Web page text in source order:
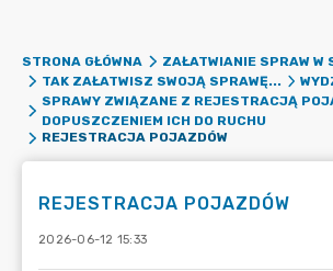
STRONA GŁÓWNA
ZAŁATWIANIE SPRAW W
TAK ZAŁATWISZ SWOJĄ SPRAWĘ...
SPRAWY ZWIĄZANE Z REJESTRACJĄ
DOPUSZCZENIEM ICH DO RUCHU
REJESTRACJA POJAZDÓW
REJESTRACJA POJAZDÓW
2026-06-12 15:33